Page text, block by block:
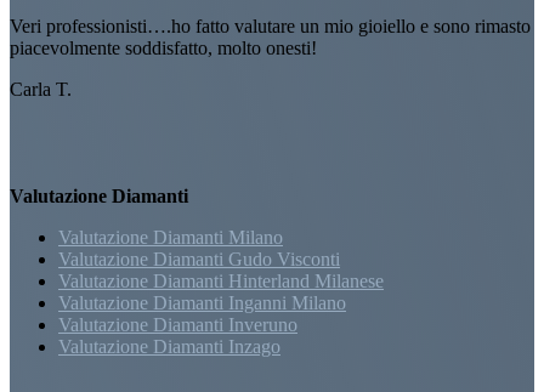
Veri professionisti….ho fatto valutare un mio gioiello e sono rimasto
piacevolmente soddisfatto, molto onesti!
Carla T.
Valutazione Diamanti
Valutazione Diamanti Milano
Valutazione Diamanti Gudo Visconti
Valutazione Diamanti Hinterland Milanese
Valutazione Diamanti Inganni Milano
Valutazione Diamanti Inveruno
Valutazione Diamanti Inzago